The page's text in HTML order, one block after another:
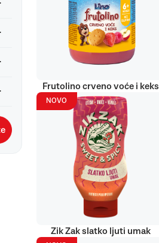
Frutolino crveno voće i keks
NOVO
Zik Zak slatko ljuti umak